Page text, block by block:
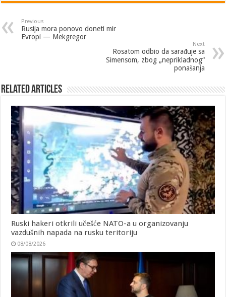
Previous
Rusija mora ponovo doneti mir
Evropi — Mekgregor
Next
Rosatom odbio da sarađuje sa
Simensom, zbog „neprikladnog“
ponašanja
Related Articles
Ruski hakeri otkrili učešće NATO-a u organizovanju
vazdušnih napada na rusku teritoriju
08/08/2026